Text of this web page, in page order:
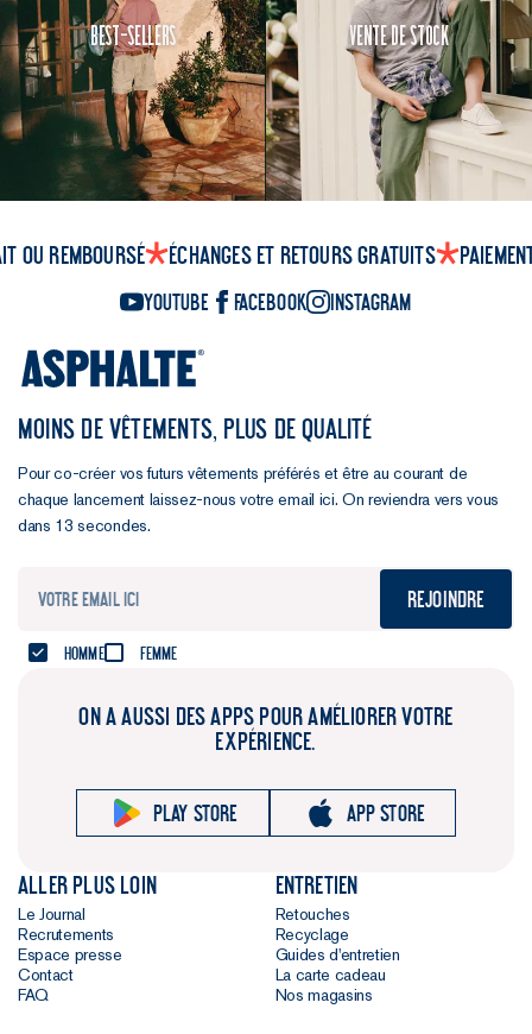
Best-Sellers Vente de Stock
ou remboursé Échanges et retours gratuits
YouTube Facebook Instagram
MOINS DE VÊTEMENTS, PLUS DE QUALITÉ
Pour co-créer vos futurs vêtements préférés et être au courant de
chaque lancement laissez-nous votre email ici. On reviendra vers vous
dans 13 secondes.
Rejoindre
Homme Femme
ON A AUSSI DES APPS POUR AMÉLIORER VOTRE
EXPÉRIENCE.
Play store App store
Aller plus loin
Le Journal
Recrutements
Espace presse
Contact
FAQ
Entretien
Retouches
Recyclage
Guides d'entretien
La carte cadeau
Nos magasins